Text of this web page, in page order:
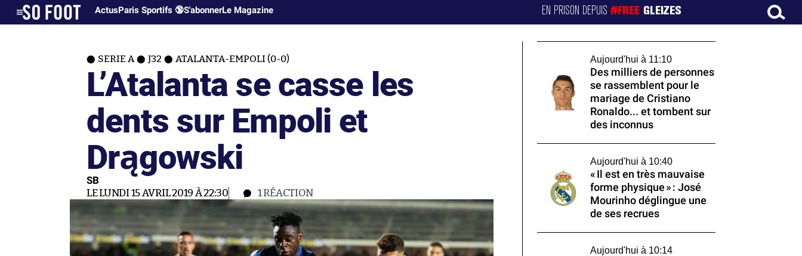
ActusParis Sportifs 🔞S'abonnerLe Magazine EN PRISON DEPUIS#FREE GLEIZES
SERIE A J32 ATALANTA-EMPOLI (0-0)
L’Atalanta se casse les
dents sur Empoli et
Drągowski
SB
LE LUNDI 15 AVRIL 2019 À 22:30 1RÉACTION
Aujourd'hui à 11:10
Des milliers de personnes
se rassemblent pour le
mariage de Cristiano
Ronaldo... et tombent sur
des inconnus
Aujourd'hui à 10:40
« Il est en très mauvaise
forme physique » : José
Mourinho déglingue une
de ses recrues
Aujourd'hui à 10:14